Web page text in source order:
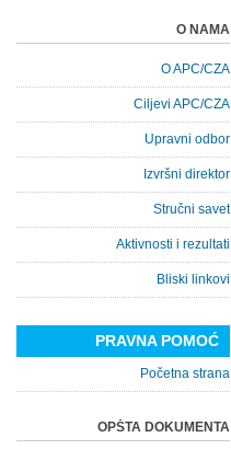
O NAMA
O APC/CZA
Ciljevi APC/CZA
Upravni odbor
Izvršni direktor
Stručni savet
Aktivnosti i rezultati
Bliski linkovi
PRAVNA POMOĆ
Početna strana
OPŠTA DOKUMENTA